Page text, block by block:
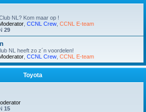
NL? Kom maar op !
CCNL Crew CCNL E-team
29
NL heeft zo z´n voordelen!
CCNL Crew CCNL E-team
Toyota
15